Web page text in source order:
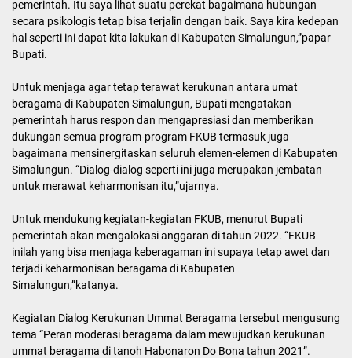
pemerintah. Itu saya lihat suatu perekat bagaimana hubungan
secara psikologis tetap bisa terjalin dengan baik. Saya kira kedepan
hal seperti ini dapat kita lakukan di Kabupaten Simalungun,”papar
Bupati.
Untuk menjaga agar tetap terawat kerukunan antara umat
beragama di Kabupaten Simalungun, Bupati mengatakan
pemerintah harus respon dan mengapresiasi dan memberikan
dukungan semua program-program FKUB termasuk juga
bagaimana mensinergitaskan seluruh elemen-elemen di Kabupaten
Simalungun. “Dialog-dialog seperti ini juga merupakan jembatan
untuk merawat keharmonisan itu,”ujarnya.
Untuk mendukung kegiatan-kegiatan FKUB, menurut Bupati
pemerintah akan mengalokasi anggaran di tahun 2022. “FKUB
inilah yang bisa menjaga keberagaman ini supaya tetap awet dan
terjadi keharmonisan beragama di Kabupaten
Simalungun,”katanya.
Kegiatan Dialog Kerukunan Ummat Beragama tersebut mengusung
tema “Peran moderasi beragama dalam mewujudkan kerukunan
ummat beragama di tanoh Habonaron Do Bona tahun 2021”.